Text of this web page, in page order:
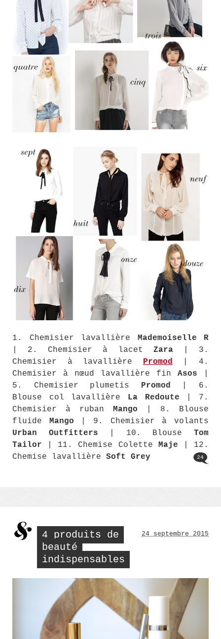
1. Chemisier lavallière Mademoiselle R
| 2. Chemisier à lacet Zara| 3.
Chemisier à lavallière Promod | 4.
Chemisier à nœud lavallière fin Asos
5. Chemisier plumetis Promod | 6.
Blouse col lavallière La Redoute | 7.
Chemisier à ruban Mango | 8. Blouse
fluide Mango | 9. Chemisier à volants
Urban Outfitters | 10. BlouseTom
Tailor | 11. Chemise Colette Maje | 12.
Chemise lavallière Soft Grey 24
4 produits de
beauté
indispensables
24 septembre 2015